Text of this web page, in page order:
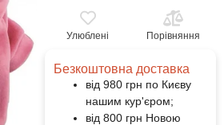
Улюблені Порівняння
Безкоштовна доставка
від 980 грн по Києву
нашим кур'єром;
від 800 грн Новою